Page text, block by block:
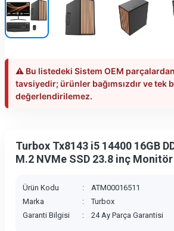
⚠️ Bu listedeki Sistem OEM
tavsiyedir; ürünler bağımsızdır ve tek
değerlendirilemez.
Turbox Tx8143 i5 14400 16GB
M.2 NVMe SSD 23.8 inç
Ürün Kodu :
ATM00016511
Marka
:
Turbox
Garanti Bilgisi
: 24 Ay Parça Garantisi